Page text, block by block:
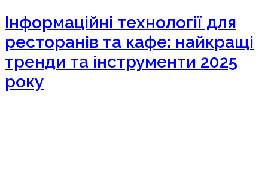
Інформаційні технології для
ресторанів та кафе: найкращі
тренди та інструменти 2025
року